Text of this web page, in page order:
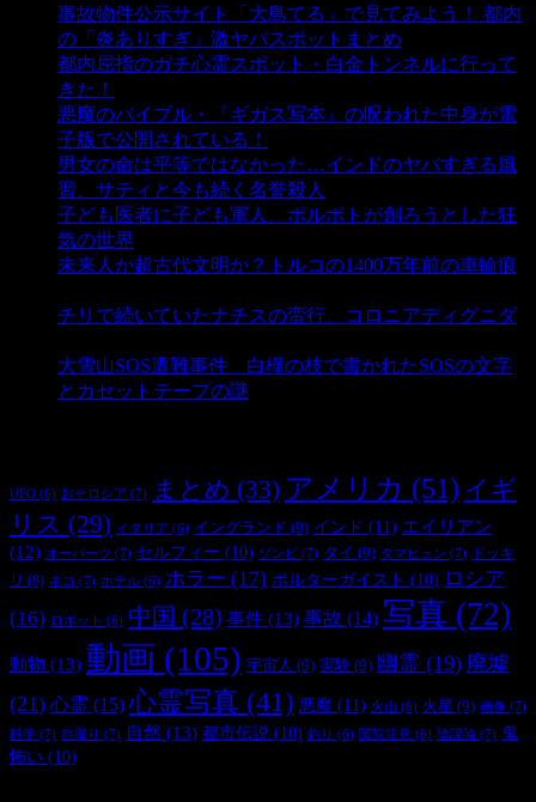
事故物件公示サイト「大島てる」で見てみよう！ 都内
の「炎ありすぎ」激ヤバスポットまとめ
都内屈指のガチ心霊スポット・白金トンネルに行って
きた！
悪魔のバイブル・『ギガス写本』の呪われた中身が電
子版で公開されている！
男女の命は平等ではなかった…インドのヤバすぎる風
習、サティと今も続く名誉殺人
子ども医者に子ども軍人、ポルポトが創ろうとした狂
気の世界
未来人か超古代文明か？トルコの1400万年前の車輪痕
チリで続いていたナチスの蛮行、コロニアディグニダ
大雪山SOS遭難事件 白樺の枝で書かれたSOSの文字
とカセットテープの謎
UFO (6) おそロシア (7) まとめ (33) アメリカ (51) イギ
リス (29) イタリア (6) イングランド (9) インド (11) エイリアン
(12) オーパーツ (7) セルフィー (10) ゾンビ (7) タイ (9) タマヒュン (7)
ドッキ
リ (8) ネコ (7) ホテル (6) ホラー (17) ポルターガイスト (10) ロシア
(16)
ロボット (6) 中国 (28) 事件 (13) 事故 (14) 写真 (72)
動物 (13) 動画 (105) 宇宙人 (9) 実験 (9) 幽霊 (19) 廃墟
(21) 心霊 (15) 心霊写真 (41) 悪魔 (11) 火山 (6) 火星 (9) 画像 (7)
科学 (7) 自撮り (7) 自然 (13) 都市伝説 (10) 釣り (6) 閲覧注意 (6) 陰謀論 (7) 鬼
怖い (10)